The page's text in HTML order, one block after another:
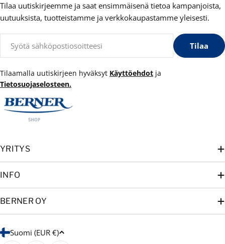
YRITYS
INFO
BERNER OY
Tilaa uutiskirjeemme ja saat ensimmäisenä tietoa kampanjoista,
uutuuksista, tuotteistamme ja verkkokaupastamme yleisesti.
Tilaa
Tilaamalla uutiskirjeen hyväksyt Käyttöehdot ja
Tietosuojaselosteen.
M
Suomi (EUR €)